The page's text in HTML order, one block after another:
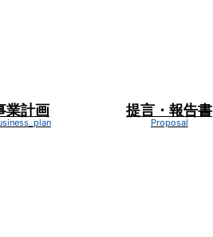
業計画 提言・報告書